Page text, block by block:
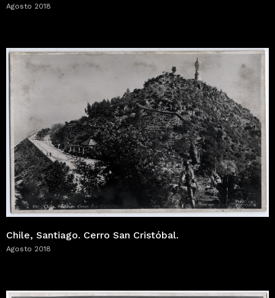
Agosto 2018
Chile, Santiago. Cerro San Cristóbal.
Agosto 2018